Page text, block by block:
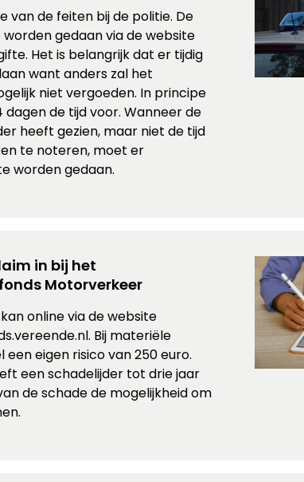
van de feiten bij de politie. De
gedaan via de website
Het is belangrijk dat er tijdig
want anders zal het
niet vergoeden. In principe
dagen de tijd voor. Wanneer de
heeft gezien, maar niet de tijd
te noteren, moet er
worden gedaan.
in bij het
Motorverkeer
online via de website
Bij materiële
eigen risico van 250 euro.
een schadelijder tot drie jaar
de schade de mogelijkheid om